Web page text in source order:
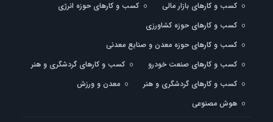
کسب و کارهای بازار مالی
کسب و کارهای حوزه انرژی
کسب و کارهای حوزه کشاورزی
کسب و کارهای حوزه معدن و صنایع معدنی
کسب و کارهای صنعت خودرو
کسب و کارهای گردشگری و هنر
کسب و کارهای گردشگری و هنر
معدن و ورزش
هوش مصنوعی